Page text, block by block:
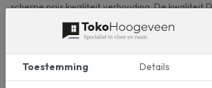
scherpe prijs kwaliteit verhouding. De kwaliteit
achttien frisse en zachte kleuren met naast
grijstinten ook diverse warme pasteltinten. Nét
anders. Dit tapijt is geschikt voor woongebruik
Enkele kleuren zijn (naast 400cm breed) ook
Toestemming Details